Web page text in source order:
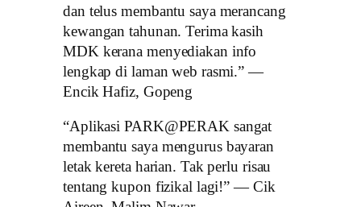
dan telus membantu saya merancang
kewangan tahunan. Terima kasih
MDK kerana menyediakan info
lengkap di laman web rasmi.” —
Encik Hafiz, Gopeng
“Aplikasi PARK@PERAK sangat
membantu saya mengurus bayaran
letak kereta harian. Tak perlu risau
tentang kupon fizikal lagi!” — Cik